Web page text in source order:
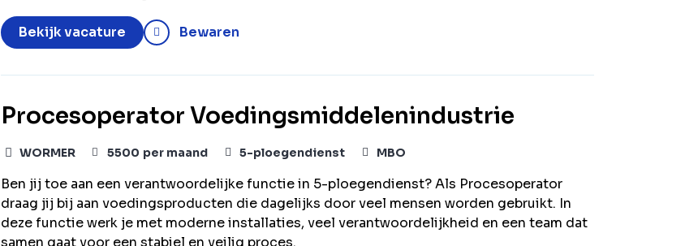
Bekijk vacature Bewaren
Procesoperator Voedingsmiddelenindustrie
WORMER 5500 per maand 5-ploegendienst MBO
Ben jij toe aan een verantwoordelijke functie in 5-ploegendienst? Als Procesoperator
draag jij bij aan voedingsproducten die dagelijks door veel mensen worden gebruikt. In
deze functie werk je met moderne installaties, veel verantwoordelijkheid en een team dat
samen gaat voor een stabiel en veilig proces.